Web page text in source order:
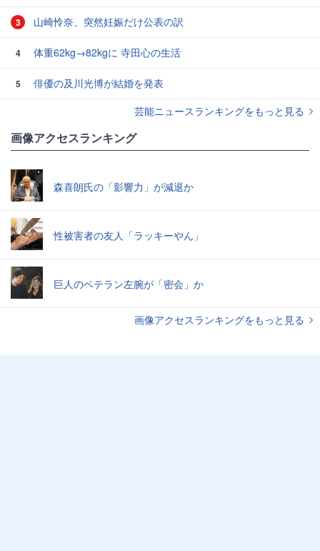
3 山崎怜奈、突然妊娠だけ公表の訳
4 体重62kg→82kgに 寺田心の生活
5
俳優の及川光博が結婚を発表
芸能ニュースランキングをもっと見る
画像アクセスランキング
森喜朗氏の「影響力」が減退か
性被害者の友人「ラッキーやん」
巨人のベテラン左腕が「密会」か
画像アクセスランキングをもっと見る